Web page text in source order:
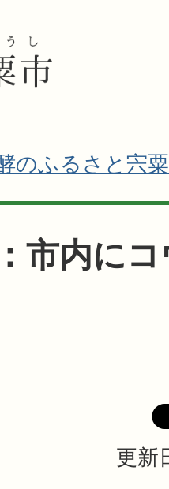
のふるさと宍粟
市内に
更新